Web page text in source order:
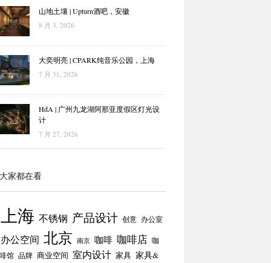
山地土壤 | Upturn酒吧，安徽
8 月 3, 2026
大奕明亮 | CPARK纯音乐公园，上海
7 月 31, 2026
HdA | 广州九龙湖阿那亚度假区灯光设
计
7 月 27, 2026
家都在看
上海 不锈钢 产品设计 创意 办公室
办公空间 北京 南京 咖啡 咖啡店 咖
馆 品牌 商业空间 室内设计 家具 家具&